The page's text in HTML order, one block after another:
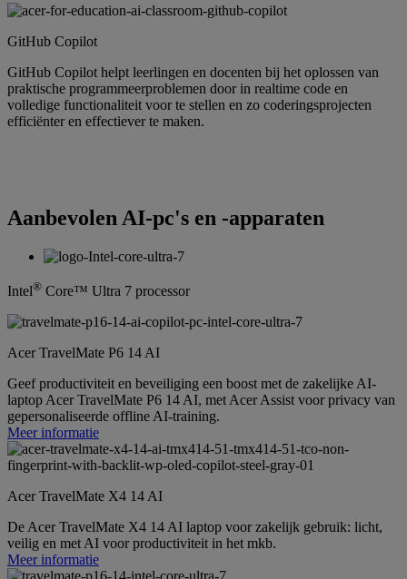
GitHub Copilot
GitHub Copilot helpt leerlingen en docenten bij het oplossen van
praktische programmeerproblemen door in realtime code en
volledige functionaliteit voor te stellen en zo coderingsprojecten
efficiënter en effectiever te maken.
Aanbevolen AI-pc's en -apparaten
Intel® Core™ Ultra 7 processor
Acer TravelMate P6 14 AI
Geef productiviteit en beveiliging een boost met de zakelijke AI-
laptop Acer TravelMate P6 14 AI, met Acer Assist voor privacy van
gepersonaliseerde offline AI-training.
Meer informatie
Acer TravelMate X4 14 AI
De Acer TravelMate X4 14 AI laptop voor zakelijk gebruik: licht,
veilig en met AI voor productiviteit in het mkb.
Meer informatie